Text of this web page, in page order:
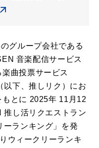
グループ会社である
音楽配信サービス
曲投票サービス
以下、推しリク）にお
とに 2025年 11月12
推し活リクエストラン
ーランキング」を発
ウィークリーランキ